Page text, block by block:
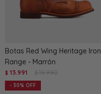
Botas Red Wing Heritage Iron
Range - Marrón
$ 13.991 $ 19.990
30